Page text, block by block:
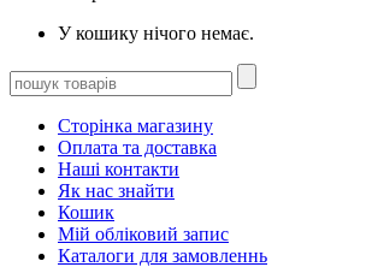
У кошику нічого немає.
Сторінка магазину
Оплата та доставка
Наші контакти
Як нас знайти
Кошик
Мій обліковий запис
Каталоги для замовленнь